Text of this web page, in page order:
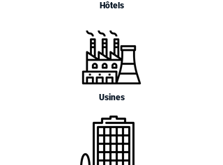
Hôtels
Usines